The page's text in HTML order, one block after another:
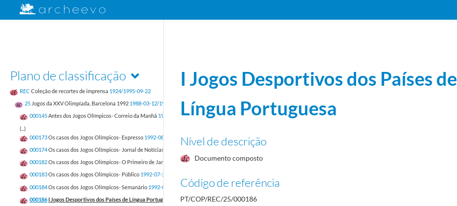
Plano de classificação
REC Coleção de recortes de imprensa 1924/1995-09-22
25 Jogos da XXV Olimpíada, Barcelona 1992 1988-03-12/1995-09-22
000145Antes dos Jogos Olímpicos- Correio da Manhã 1992-07-02/1992-10-07
(...)
000173Os casos dos Jogos Olímpicos- Expresso 1992-08-01/1992-11-07
000174Os casos dos Jogos Olímpicos- Jornal de Notícias
000182Os casos dos Jogos Olímpicos- O Primeiro de Janeiro
1992-07-29/1992-10-31
000183Os casos dos Jogos Olímpicos- Público 1992-07-24/1992-08-11
000184Os casos dos Jogos Olímpicos- Semanário 1992-08-01/1992-12-31
000186 I Jogos Desportivos dos Países de Língua Portuguesa
1992-09-21/1992-09-22
I Jogos Desportivos dos Países de
Língua Portuguesa
Nível de descrição
Documento composto
Código de referência
PT/COP/REC/25/000186